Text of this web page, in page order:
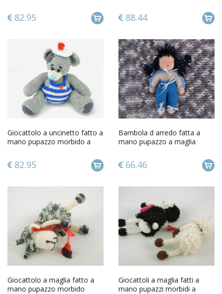
82.95 88.44
Giocattolo a uncinetto fatto a
mano pupazzo morbido a
82.95
Bambola d arredo fatta a
mano pupazzo a maglia
66.46
Giocattolo a maglia fatto a
mano pupazzo morbido
Giocattoli a maglia fatti a
mano pupazzi morbidi a